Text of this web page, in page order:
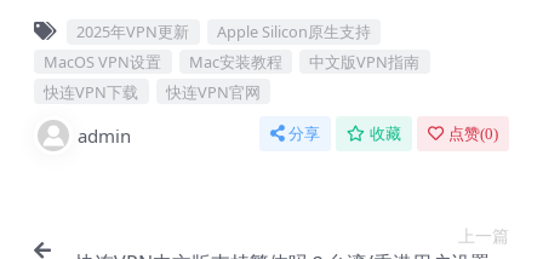
2025年VPN更新
Apple Silicon原生支持
MacOS VPN设置
Mac安装教程
中文版VPN指南
快连VPN下载
快连VPN官网
admin 分享 收藏 点赞(0)
上一篇